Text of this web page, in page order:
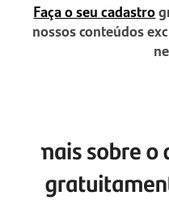
Faça o seu cadastro
nossos conteúdos